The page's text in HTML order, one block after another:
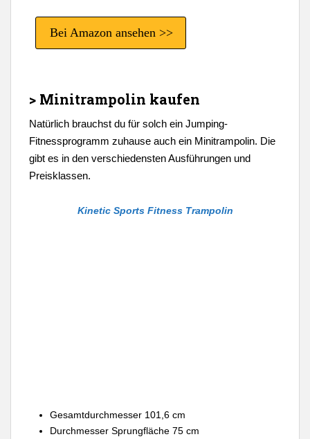
Bei Amazon ansehen >>
> Minitrampolin kaufen
Natürlich brauchst du für solch ein Jumping-
Fitnessprogramm zuhause auch ein Minitrampolin. Die
gibt es in den verschiedensten Ausführungen und
Preisklassen.
Kinetic Sports Fitness Trampolin
Gesamtdurchmesser 101,6 cm
Durchmesser Sprungfläche 75 cm